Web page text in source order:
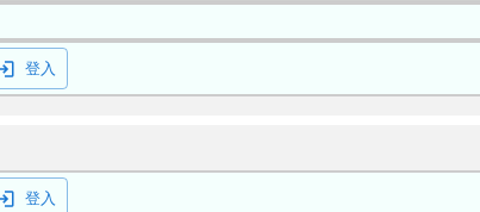
登入
登入